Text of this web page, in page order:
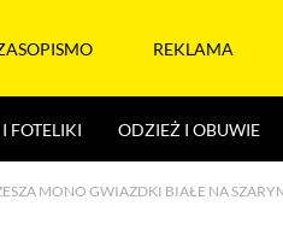
REKLAMA
FOTELIKI ODZIEŻ I OBUWIE
MONO GWIAZDKI BIAŁE NA